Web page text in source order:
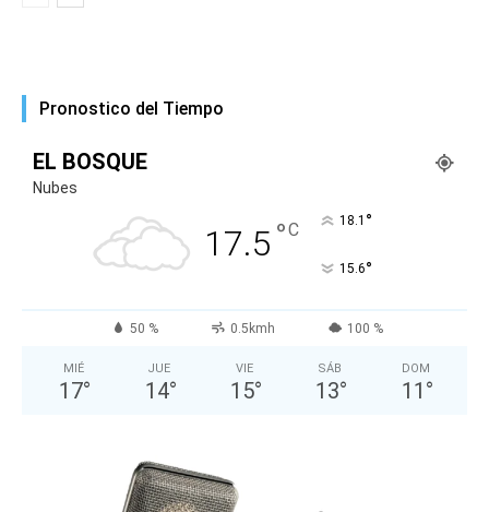
Pronostico del Tiempo
EL BOSQUE
Nubes
17.5 °C 18.1 °
15.6°
50 % 0.5kmh 100 %
MIÉ
17°
JUE
14°
VIE
15°
SÁB
13°
DOM
11 °